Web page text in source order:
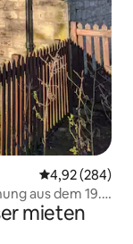
4,92 (284)
aus dem 19.
mieten